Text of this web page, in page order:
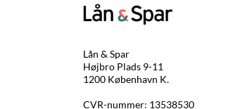
Lån & Spar
Højbro Plads 9-11
1200 København K.
CVR-nummer: 13538530